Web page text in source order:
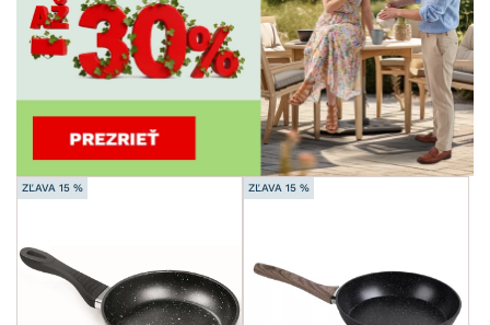
ZĽAVA 15 % ZĽAVA 15 %